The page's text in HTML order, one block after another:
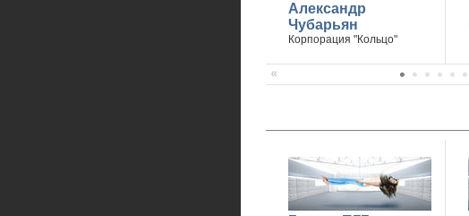
Александр
Чубарьян
Корпорация "Кольцо"